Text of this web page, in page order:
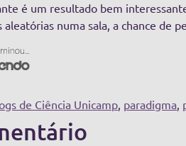
é um resultado bem
aleatórias numa sala, a chance de
de Ciência Unicamp, paradigma,